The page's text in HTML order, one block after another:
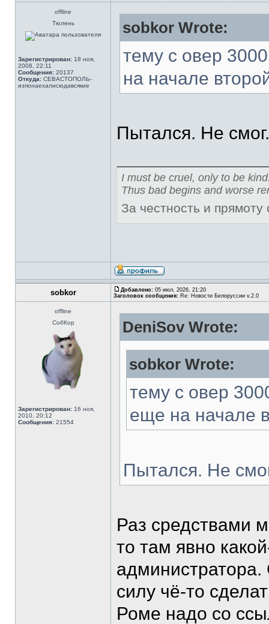
offline
Тюлень
Зарегистрирован: 18 ноя,
2008, 22:11
Сообщения: 20137
Откуда: СЕВАСТОПОЛЬ-
изпонаехалисюдавсякие
sobkor Wrote:
тему с овер
на начале
Пытался. Не смог.
I must be cruel, only to be
Thus bad begins and worse
За честность и
sobkor Добавлено: 05 июл, 2026, 21:20
Заголовок сообщения: Re: Новости Белоруссии v.2.0
offline
СобКор
Зарегистрирован: 16 ноя,
2010, 20:12
Сообщения: 21554
DeniSov Wrote:
sobkor Wrote:
тему с овер
еще на начале
Пытался. Не
Раз средствами
то там явно
администратора.
силу чё-то
Роме надо со